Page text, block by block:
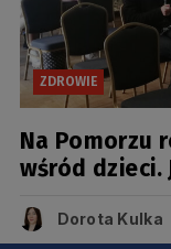
ZDROWIE
Na Pomorzu
wśród dzieci.
Dorota Kulka